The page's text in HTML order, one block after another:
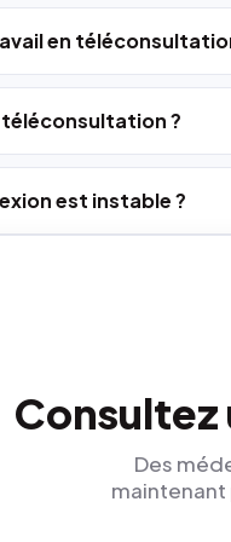
en
?
est instable ?
Consultez
Des
maintenant